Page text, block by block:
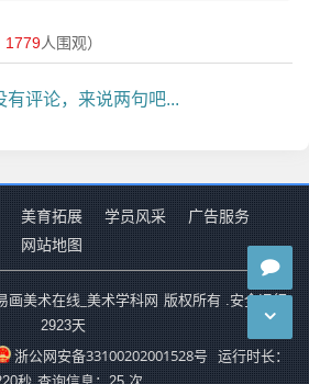
1779人围观）
有评论，来说两句吧...
美育拓展 学员风采
广告服务
网站地图
画美术在线_美术学科网 版权所有 .安全运行
2923天
浙公网安备33100202001528号
运行时长：